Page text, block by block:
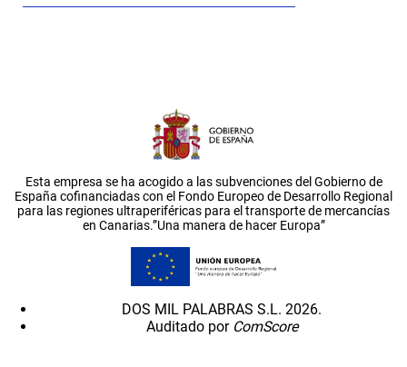
Esta empresa se ha acogido a las subvenciones del Gobierno de
España cofinanciadas con el Fondo Europeo de Desarrollo Regional
para las regiones ultraperiféricas para el transporte de mercancías
en Canarias.”Una manera de hacer Europa”
DOS MIL PALABRAS S.L. 2026.
Auditado por ComScore